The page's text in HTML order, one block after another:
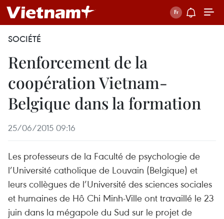
SOCIÉTÉ
Renforcement de la
coopération Vietnam-
Belgique dans la formation
25/06/2015 09:16
Les professeurs de la Faculté de psychologie de
l’Université catholique de Louvain (Belgique) et
leurs collègues de l’Université des sciences sociales
et humaines de Hô Chi Minh-Ville ont travaillé le 23
juin dans la mégapole du Sud sur le projet de